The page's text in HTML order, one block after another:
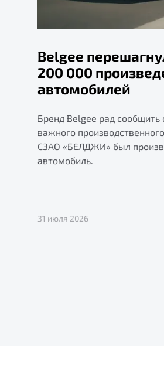
Belgee
200 000
автомобилей
Бренд Belgee рад сообщить
важного
СЗАО «БЕЛДЖИ» был
автомобиль.
31 июля 2026